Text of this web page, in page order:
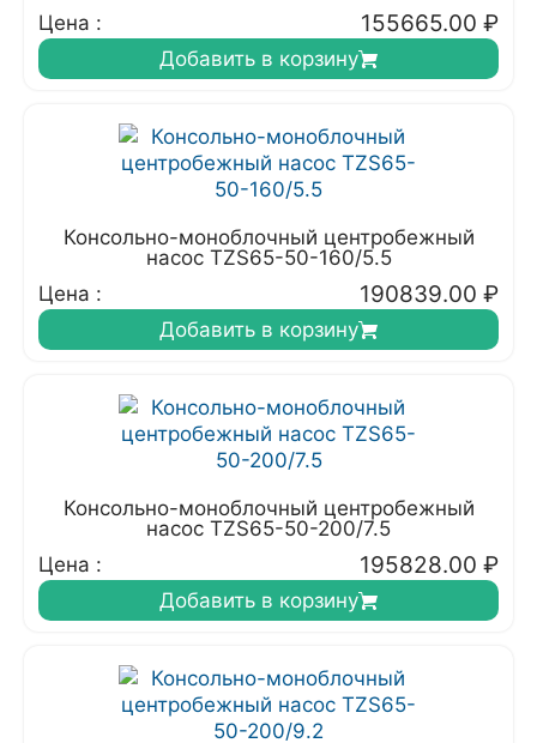
Цена :
155665.00 ₽
Добавить в корзину
Консольно-моноблочный центробежный
насос TZS65-50-160/5.5
Цена :
190839.00 ₽
Добавить в корзину
Консольно-моноблочный центробежный
насос TZS65-50-200/7.5
Цена :
195828.00 ₽
Добавить в корзину